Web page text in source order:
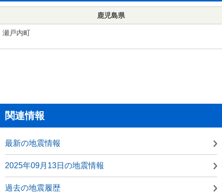
鹿児島県
瀬戸内町
関連情報
最新の地震情報
2025年09月13日の地震情報
過去の地震履歴